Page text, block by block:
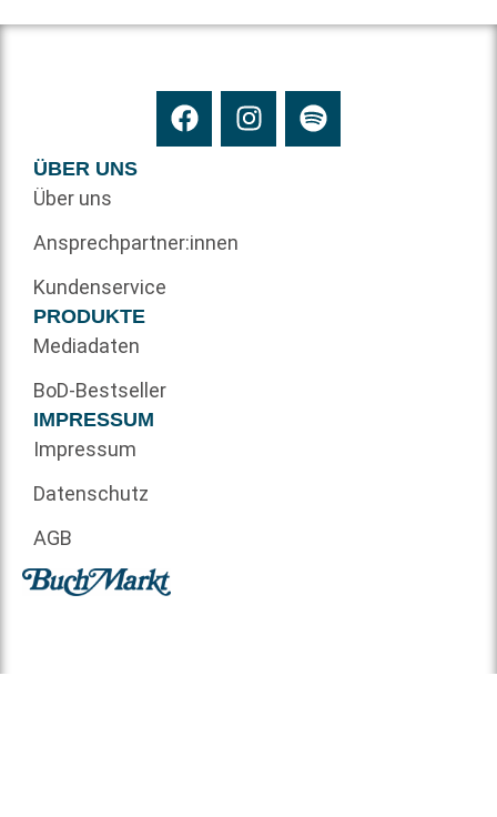
ÜBER UNS
Über uns
Ansprechpartner:innen
Kundenservice
PRODUKTE
Mediadaten
BoD-Bestseller
IMPRESSUM
Impressum
Datenschutz
AGB